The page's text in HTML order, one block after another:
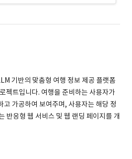
기반의 맞춤형 여행 정보 제공 플랫폼
젝트입니다. 여행을 준비하는 사용자가
가공하여 보여주며, 사용자는 해당 정
반응형 웹 서비스 및 웹 랜딩 페이지를 개